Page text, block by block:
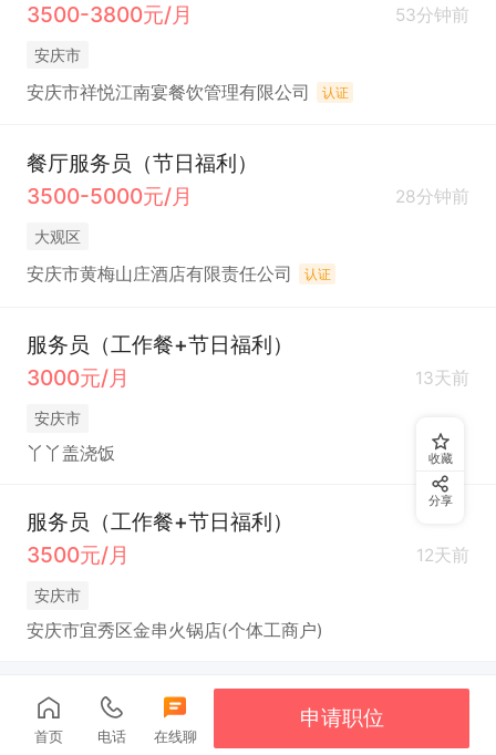
3500-3800元/月
53分钟前
安庆市
安庆市祥悦江南宴餐饮管理有限公司 认证
餐厅服务员（节日福利）
3500-5000元/月
28分钟前
大观区
安庆市黄梅山庄酒店有限责任公司 认证
服务员（工作餐+节日福利）
3000元/月
13天前
安庆市
丫丫盖浇饭
服务员（工作餐+节日福利）
3500元/月
12天前
安庆市
安庆市宜秀区金串火锅店(个体工商户)
收藏
分享
首页 电话 在线聊
申请职位